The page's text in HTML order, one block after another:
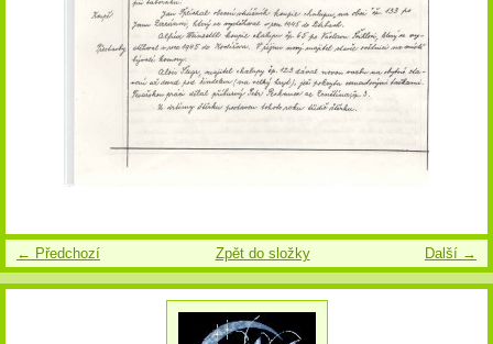
← Předchozí Další →
Zpět do složky